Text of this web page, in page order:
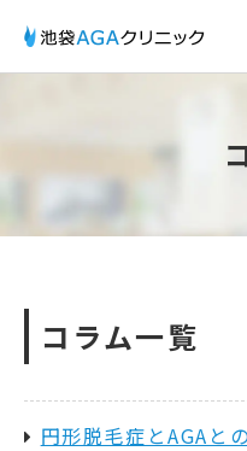
コラム一覧
円形脱毛症とAGAと